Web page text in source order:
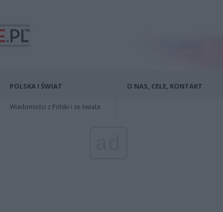
POLSKA I ŚWIAT
Wiadomości z Polski i ze świata
O NAS, CELE, KONTAKT